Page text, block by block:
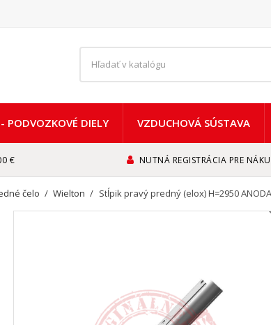
PODVOZKOVÉ DIELY VZDUCHOVÁ SÚSTAVA
€ NUTNÁ REGISTRÁCIA PRE
čelo Wielton Stĺpik pravý predný (elox) H=2950 ANODA